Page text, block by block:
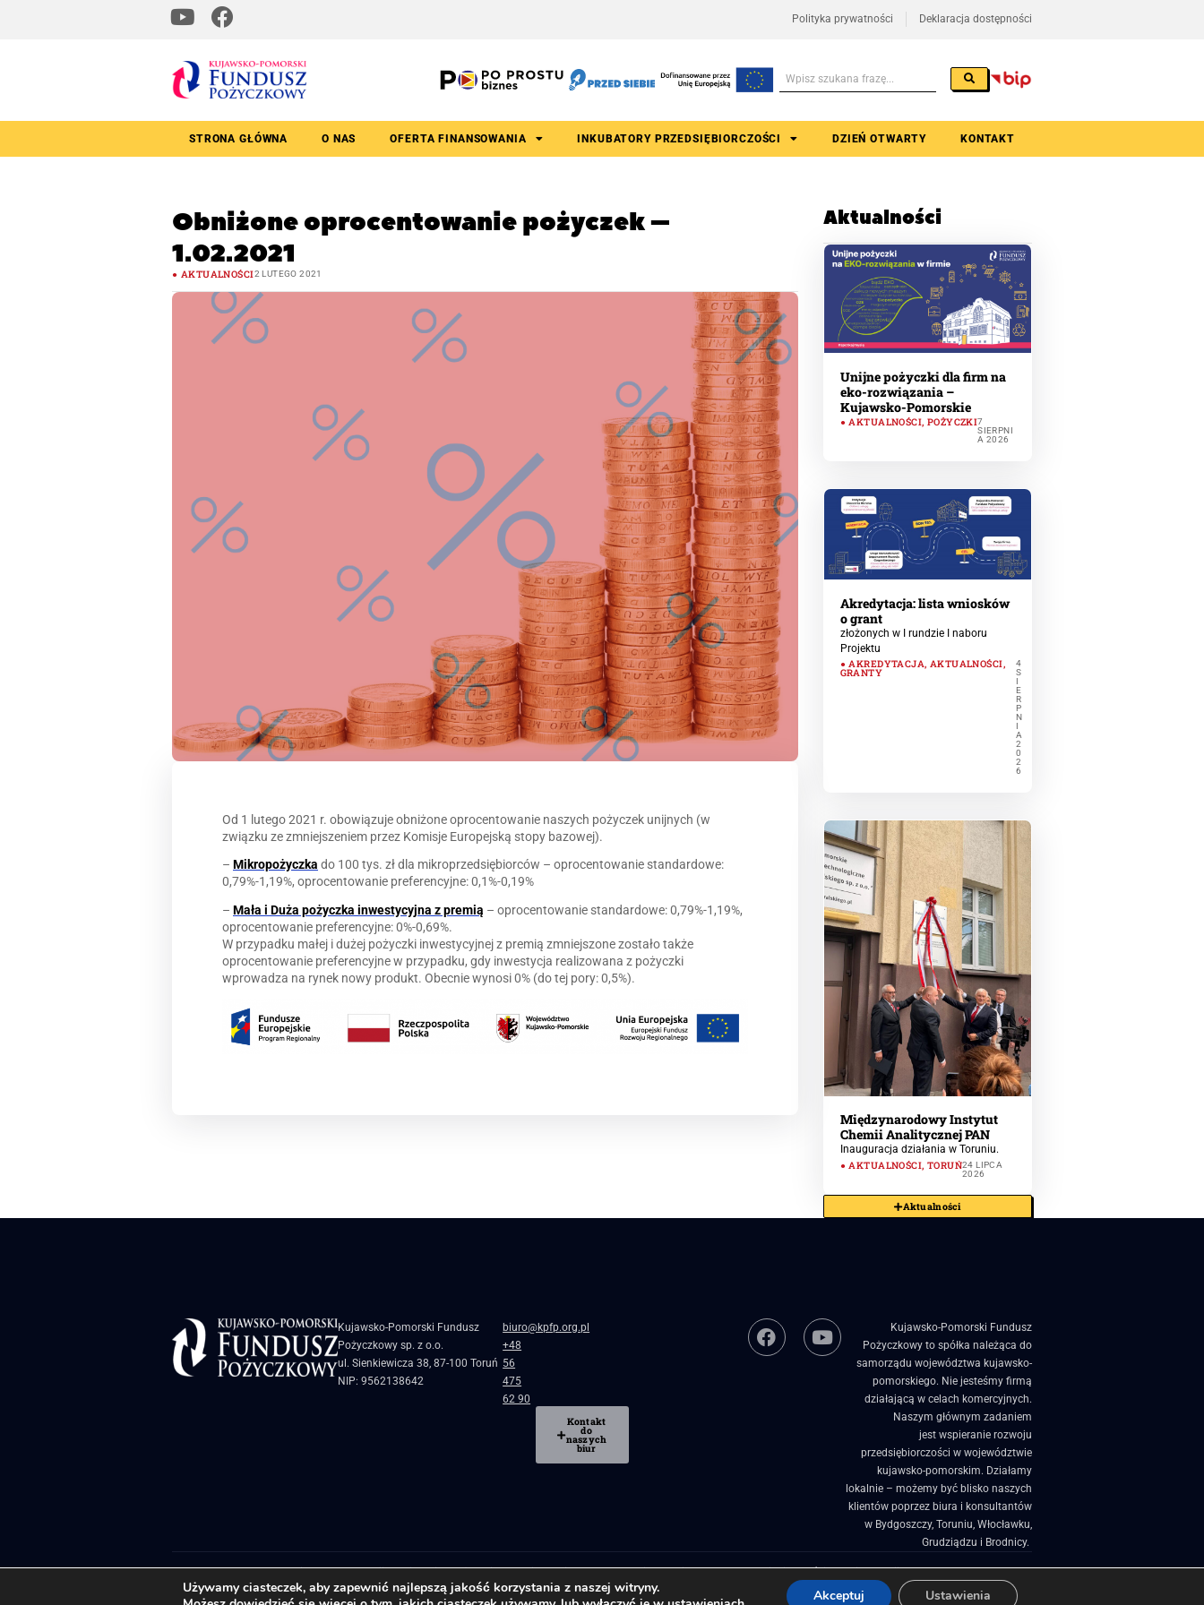
Polityka prywatności Deklaracja dostępności
STRONA GŁÓWNA O NAS OFERTA FINANSOWANIA INKUBATORY PRZEDSIĘBIORCZOŚCI DZIEŃ OTWARTY KONTAKT
Obniżone oprocentowanie pożyczek –
1.02.2021
AKTUALNOŚCI2 LUTEGO 2021
Od 1 lutego 2021 r. obowiązuje obniżone oprocentowanie naszych pożyczek unijnych (w
związku ze zmniejszeniem przez Komisje Europejską stopy bazowej).
– Mikropożyczka do 100 tys. zł dla mikroprzedsiębiorców – oprocentowanie standardowe:
0,79%-1,19%, oprocentowanie preferencyjne: 0,1%-0,19%
– Mała i Duża pożyczka inwestycyjna z premią – oprocentowanie standardowe: 0,79%-1,19%,
oprocentowanie preferencyjne: 0%-0,69%.
W przypadku małej i dużej pożyczki inwestycyjnej z premią zmniejszone zostało także
oprocentowanie preferencyjne w przypadku, gdy inwestycja realizowana z pożyczki
wprowadza na rynek nowy produkt. Obecnie wynosi 0% (do tej pory: 0,5%).
Aktualności
Unijne pożyczki dla firm na
eko-rozwiązania –
Kujawsko-Pomorskie
AKTUALNOŚCI, POŻYCZKI7
SIERPNI
A 2026
Akredytacja: lista wniosków
o grant
złożonych w I rundzie I naboru
Projektu
AKREDYTACJA, AKTUALNOŚCI,
GRANTY
4
S
E
R
P
N
A
2
0
2
6
Międzynarodowy Instytut
Chemii Analitycznej PAN
Inauguracja działania w Toruniu.
AKTUALNOŚCI, TORUŃ24 LIPCA
2026
Aktualności
Kujawsko-Pomorski Fundusz
Pożyczkowy sp. z o.o.
ul. Sienkiewicza 38, 87-100 Toruń
NIP: 9562138642
biuro@kpfp.org.pl
+48
56
475
62 90
Kontakt
do
naszych
biur
Kujawsko-Pomorski Fundusz
Pożyczkowy to spółka należąca do
samorządu województwa kujawsko-
pomorskiego. Nie jesteśmy firmą
działającą w celach komercyjnych.
Naszym głównym zadaniem
jest wspieranie rozwoju
przedsiębiorczości w województwie
kujawsko-pomorskim. Działamy
lokalnie – możemy być blisko naszych
klientów poprzez biura i konsultantów
w Bydgoszczy, Toruniu, Włocławku,
Grudziądzu i Brodnicy. ​
Biuletyn Informacji Publicznej Pożyczki, granty i dotacje dla firm Regionalne inkubatory przedsiębiorczości Projekty Unijne
Używamy ciasteczek, aby zapewnić najlepszą jakość korzystania z naszej witryny.
Akceptuj Ustawienia